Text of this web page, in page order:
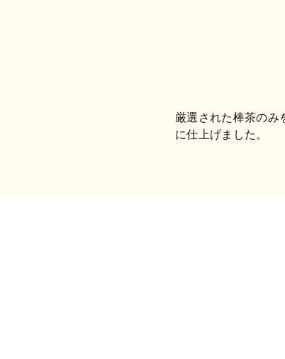
厳選された棒茶のみ
に仕上げました。